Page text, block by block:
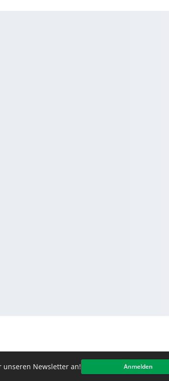
unseren Newsletter an! Anmelden